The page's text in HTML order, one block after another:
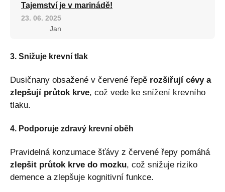
Tajemství je v marinádě!
23. 06. 2025
Jan
3. Snižuje krevní tlak
Dusičnany obsažené v červené řepě rozšiřují cévy a
zlepšují průtok krve, což vede ke snížení krevního
tlaku.
4. Podporuje zdravý krevní oběh
Pravidelná konzumace šťávy z červené řepy pomáhá
zlepšit průtok krve do mozku, což snižuje riziko
demence a zlepšuje kognitivní funkce.